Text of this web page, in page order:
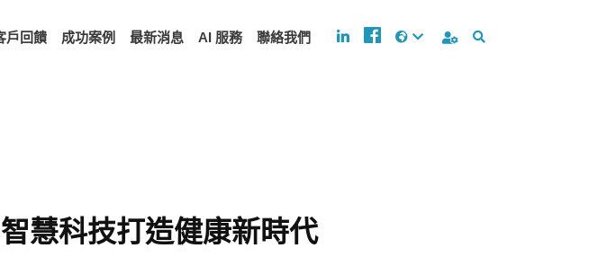
戶回饋 成功案例 最新消息 AI 服務 聯絡我們
慧科技打造健康新時代